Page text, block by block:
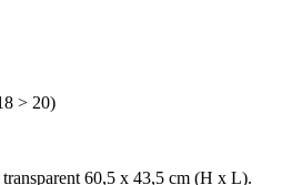
> 20)
60,5 x 43,5 cm (H x L).